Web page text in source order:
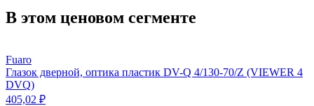
В этом ценовом сегменте
Fuaro
Глазок дверной, оптика пластик DV-Q 4/130-70/Z (VIEWER 4
DVQ)
405,02 ₽